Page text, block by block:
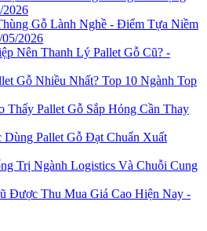
2026
Gỗ Lành Nghề - Điểm Tựa Niềm
2026
Nên Thanh Lý Pallet Gỗ Cũ? -
Gỗ Nhiều Nhất? Top 10 Ngành Top
Thấy Pallet Gỗ Sắp Hỏng Cần Thay
Dùng Pallet Gỗ Đạt Chuẩn Xuất
Trị Ngành Logistics Và Chuỗi Cung
Được Thu Mua Giá Cao Hiện Nay -